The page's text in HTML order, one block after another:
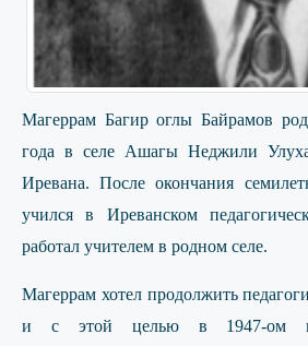
Магеррам Багир оглы Байрамов
года в селе Ашагы Неджили
Иревана. После окончания
учился в Иреванском
работал учителем в родном селе.
Магеррам хотел продолжить
и с этой целью в 1947-ом